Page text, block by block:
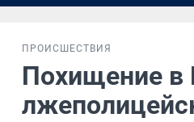
ПРОИСШЕСТВИЯ
Похищение в